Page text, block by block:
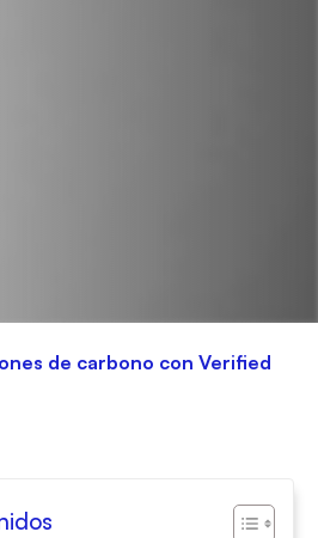
de carbono con Verified